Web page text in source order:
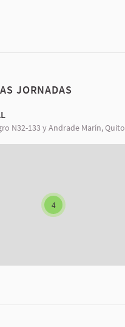
JORNADAS
N32-133 y Andrade Marín, Quito
4